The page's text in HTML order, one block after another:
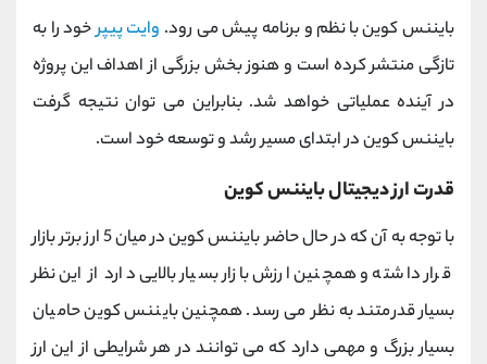
بایننس کوین بانظم و برنامه پیش می رود. وایت پیپرخود را به
تازگی منتشر کرده است و هنوز بخش بزرگی از اهداف این پروژه
در آینده عملیاتی خواهد شد. بنابراین می توان نتیجه گرفت
بایننس کوین در ابتدای مسیر رشد و توسعه خود است.
قدرت ارز دیجیتال بایننس کوین
با توجه به آن که در حال حاضر بایننس کوین در میان 5 ارز برتر بازار
قرار داشته و همچنین ارزش بازار بسیار بالایی دارد از این نظر
بسیار قدرمتند به نظر می رسد. همچنین بایننس کوین حامیان
بسیار بزرگ و مهمی دارد که می توانند در هر شرایطی از این ارز